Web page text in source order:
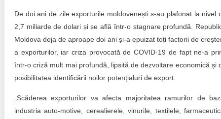
De doi ani de zile exporturile moldovenești s-au plafonat la nivel
2,7 miliarde de dolari și se află într-o stagnare profundă.
Moldova deja de aproape doi ani și-a epuizat toți factorii de
a exporturilor, iar criza provocată de COVID-19 de fapt ne-a
într-o criză mult mai profundă, lipsită de dezvoltare economică și
posibilitatea identificării noilor potențialuri de export.
„Scăderea exporturilor va afecta majoritatea ramurilor de
industria auto-motive, cerealierele, vinurile, textilele,